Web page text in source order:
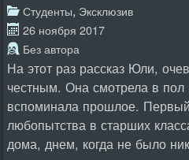
Студенты, Эксклюзив
26 ноября 2017
Без автора
На этот раз рассказ Юли,
честным. Она смотрела в пол
вспоминала прошлое.
любопытства в старших
дома, днем, когда не было